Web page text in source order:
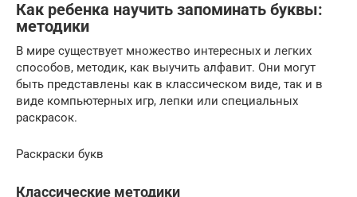
Как ребенка научить запоминать буквы:
методики
В мире существует множество интересных и легких
способов, методик, как выучить алфавит. Они могут
быть представлены как в классическом виде, так и в
виде компьютерных игр, лепки или специальных
раскрасок.
Раскраски букв
Классические методики